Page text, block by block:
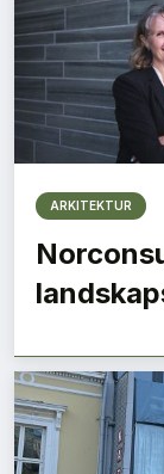
ARKITEKTUR